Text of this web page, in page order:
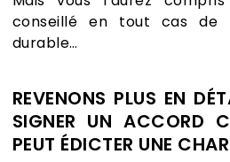
conseillé en tout cas de
durable…
REVENONS PLUS EN
SIGNER UN ACCORD
PEUT ÉDICTER UNE